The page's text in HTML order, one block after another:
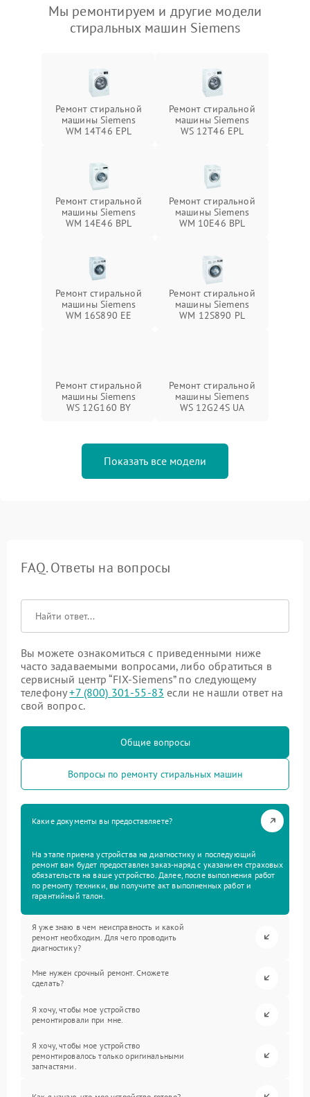
Мы ремонтируем и другие модели
стиральных машин Siemens
Ремонт стиральной
машины Siemens
WM 14T46 EPL
Ремонт стиральной
машины Siemens
WS 12T46 EPL
Ремонт стиральной
машины Siemens
WM 14E46 BPL
Ремонт стиральной
машины Siemens
WM 10E46 BPL
Ремонт стиральной
машины Siemens
WM 16S890 EE
Ремонт стиральной
машины Siemens
WM 12S890 PL
Ремонт стиральной
машины Siemens
WS 12G160 BY
Ремонт стиральной
машины Siemens
WS 12G24S UA
Показать все модели
FAQ. Ответы на вопросы
Вы можете ознакомиться с приведенными ниже
часто задаваемыми вопросами, либо обратиться в
сервисный центр “FIX-Siemens” по следующему
телефону+7 (800) 301-55-83 если не нашли ответ на
свой вопрос.
Общие вопросы
Вопросы по ремонту стиральных машин
Какие документы вы предоставляете?
На этапе приема устройства на диагностику и последующий
ремонт вам будет предоставлен заказ-наряд с указанием страховых
обязательств на ваше устройство. Далее, после выполнения работ
по ремонту техники, вы получите акт выполненных работ и
гарантийный талон.
Я уже знаю в чем неисправность и какой
ремонт необходим. Для чего проводить
диагностику?
Мне нужен срочный ремонт. Сможете
сделать?
Я хочу, чтобы мое устройство
ремонтировали при мне.
Я хочу, чтобы мое устройство
ремонтировалось только оригинальными
запчастями.